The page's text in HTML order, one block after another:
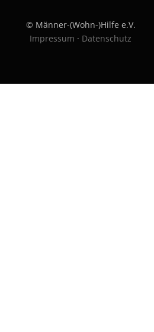
© Männer-(Wohn-)Hilfe e.V.
Impressum · Datenschutz